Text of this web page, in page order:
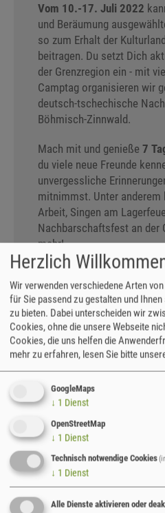
Vom 10.-17. Juli 2022
und Beräumung
so zum Erhalt der
beitragen. Du setzt Dich
der Grenzregion ein - mit
Camptag organisieren wir
deutsch-tschechische
Böhmisch-Zinnwald.
Mach mit und genieße 7
du viele neue Freunde
unvergessliche
mitnimmst. Unter anderem
Arbeit, Singen am
Nachbarschaftsfest an der
mehr!
Verbringe 4 Tage auf
Nasswiesen– mit der
Handsäge bei der
und Rechen bei der
Erkunde3 Tage die Kultur
werden die Spuren
der Natur suchen.
Unterkunft:Sonntag bis
Biotoppflegebasis der
e.V. im Bielatal bei
oder im eigenen Zelt
notwendig).Mittwoch bis
Nováčka«, Zadní Telnice
Herzlich
Wir verwenden verschiedene Arten
für Sie passend zu gestalten und
zu bieten. Dabei unterscheiden wir
Cookies, ohne die unsere Webseite
Cookies, die uns helfen die
mehr zu erfahren, lesen Sie bitte
GoogleMaps
↓ 1 Dienst
OpenStreetMap
↓ 1 Dienst
Technisch notwendige Cookies
↓ 1 Dienst
Alle Dienste aktivieren oder